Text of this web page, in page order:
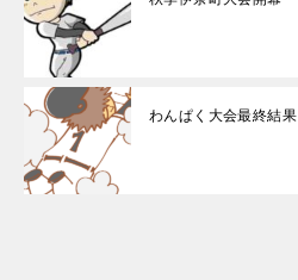
わんぱく大会最終結果